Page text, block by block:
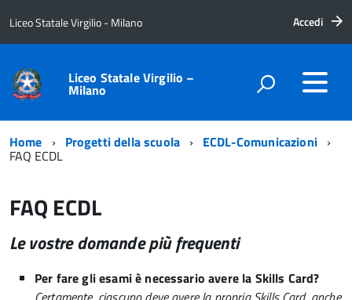
Liceo Statale Virgilio - Milano Accedi
Liceo Statale Virgilio –
Milano
Home Progetti della scuola ECDL-Comunicazioni
FAQ ECDL
FAQ ECDL
Le vostre domande più frequenti
Per fare gli esami è necessario avere la Skills Card?